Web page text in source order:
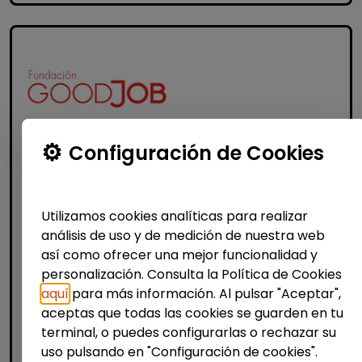
Informática y Tecnología
discapacidad (madrid)
FUNDACIÓN GOODJOB| España(Madrid)
En la Fundación GoodJob, organización sin
ánimo de lucro, trabajamos para impulsar
la empleabilidad real de personas con
discapacidad, facilitando el acceso a
empleos de calid...
Configuración de Cookies
Utilizamos cookies analíticas para realizar
análisis de uso y de medición de nuestra web
así como ofrecer una mejor funcionalidad y
personalización. Consulta la Política de Cookies
aquí para más información. Al pulsar "Aceptar",
aceptas que todas las cookies se guarden en tu
terminal, o puedes configurarlas o rechazar su
uso pulsando en "Configuración de cookies".